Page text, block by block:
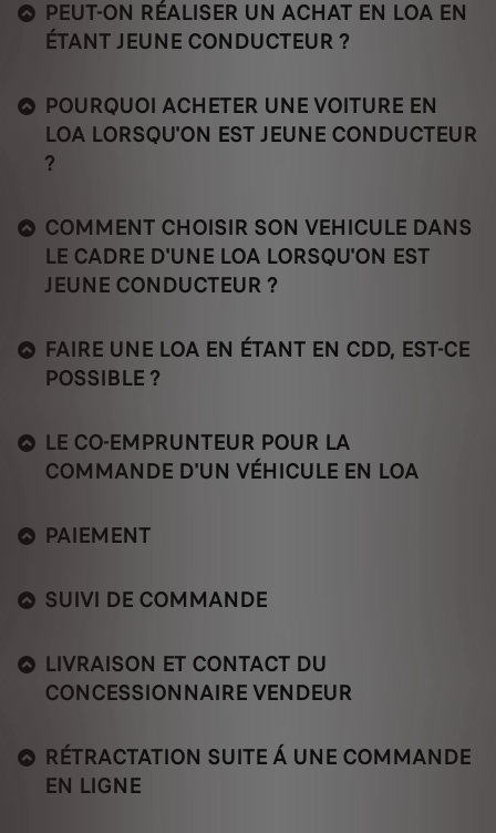
PEUT-ON RÉALISER UN ACHAT EN LOA EN
ÉTANT JEUNE CONDUCTEUR ?
POURQUOI ACHETER UNE VOITURE EN
LOA LORSQU'ON EST JEUNE CONDUCTEUR
?
COMMENT CHOISIR SON VEHICULE DANS
LE CADRE D'UNE LOA LORSQU'ON EST
JEUNE CONDUCTEUR ?
FAIRE UNE LOA EN ÉTANT EN CDD, EST-CE
POSSIBLE ?
LE CO-EMPRUNTEUR POUR LA
COMMANDE D'UN VÉHICULE EN LOA
PAIEMENT
SUIVI DE COMMANDE
LIVRAISON ET CONTACT DU
CONCESSIONNAIRE VENDEUR
RÉTRACTATION SUITE Á UNE COMMANDE
EN LIGNE